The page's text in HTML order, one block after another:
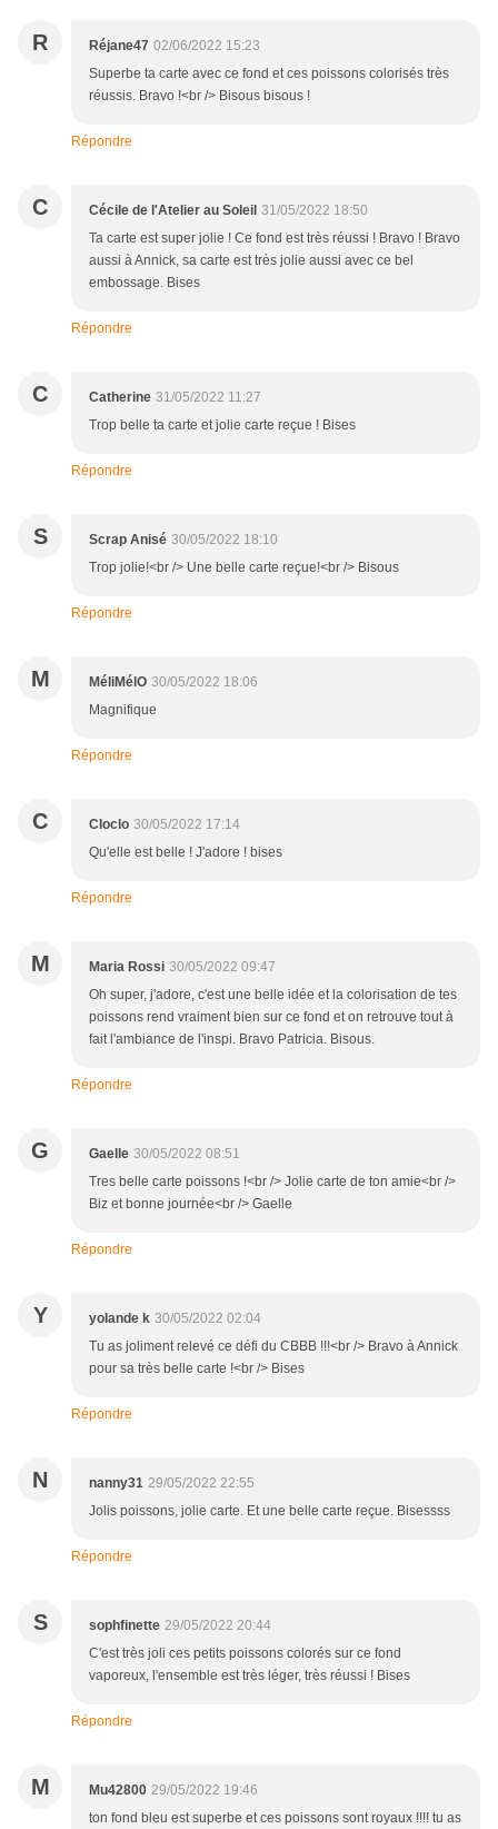
R Réjane47 02/06/2022 15:23
Superbe ta carte avec ce fond et ces poissons colorisés très
réussis. Bravo !<br /> Bisous bisous !
Répondre
C Cécile de l'Atelier au Soleil 31/05/2022 18:50
Ta carte est super jolie ! Ce fond est très réussi ! Bravo ! Bravo
aussi à Annick, sa carte est très jolie aussi avec ce bel
embossage. Bises
Répondre
C Catherine 31/05/2022 11:27
Trop belle ta carte et jolie carte reçue ! Bises
Répondre
S Scrap Anisé 30/05/2022 18:10
Trop jolie!<br /> Une belle carte reçue!<br /> Bisous
Répondre
M MéliMélO 30/05/2022 18:06
Magnifique
Répondre
C Cloclo 30/05/2022 17:14
Qu'elle est belle ! J'adore ! bises
Répondre
M Maria Rossi 30/05/2022 09:47
Oh super, j'adore, c'est une belle idée et la colorisation de tes
poissons rend vraiment bien sur ce fond et on retrouve tout à
fait l'ambiance de l'inspi. Bravo Patricia. Bisous.
Répondre
G Gaelle 30/05/2022 08:51
Tres belle carte poissons !<br /> Jolie carte de ton amie<br />
Biz et bonne journée<br /> Gaelle
Répondre
Y yolande k 30/05/2022 02:04
Tu as joliment relevé ce défi du CBBB !!!<br /> Bravo à Annick
pour sa très belle carte !<br /> Bises
Répondre
N nanny31 29/05/2022 22:55
Jolis poissons, jolie carte. Et une belle carte reçue. Bisessss
Répondre
S sophfinette 29/05/2022 20:44
C'est très joli ces petits poissons colorés sur ce fond
vaporeux, l'ensemble est très léger, très réussi ! Bises
Répondre
M Mu42800 29/05/2022 19:46
ton fond bleu est superbe et ces poissons sont royaux !!!! tu as